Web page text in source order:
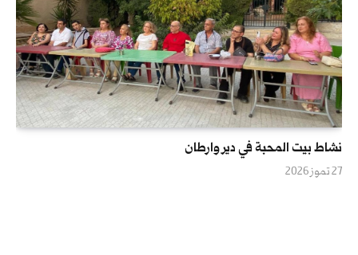
نشاط بيت المحبة في دير وارطان
27 تموز 2026